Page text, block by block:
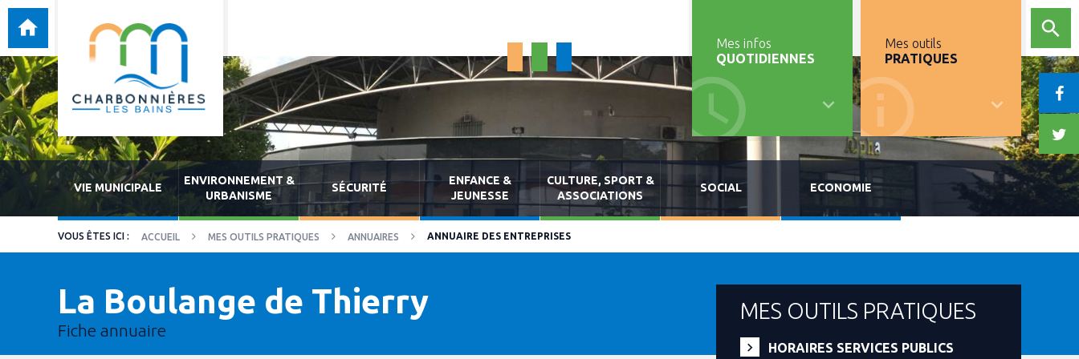
Mes infos
QUOTIDIENNES
Mes outils
PRATIQUES
VIE MUNICIPALE
ENVIRONNEMENT &
URBANISME
SÉCURITÉ
ENFANCE &
JEUNESSE
CULTURE, SPORT &
ASSOCIATIONS
SOCIAL ECONOMIE
ACCUEIL MES OUTILS PRATIQUES ANNUAIRES ANNUAIRE DES ENTREPRISES
La Boulange de Thierry
Fiche annuaire
MES OUTILS PRATIQUES
HORAIRES SERVICES PUBLICS